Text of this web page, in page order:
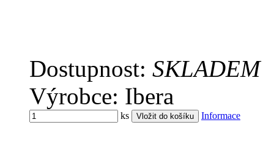
Dostupnost: SKLADEM
Výrobce: Ibera
ks Informace